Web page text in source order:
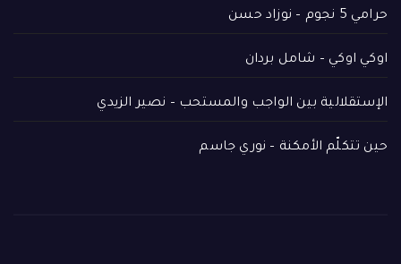
حرامي 5 نجوم – نوزاد حسن
اوكي اوكي – شامل بردان
الإستقلالية بين الواجب والمستحب – نصير الزيدي
حين تتكلّم الأمكنة – نوري جاسم